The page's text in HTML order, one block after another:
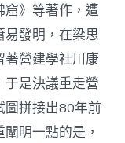
》等著作，遭
易發明，在梁思
營建學社川康
于是決議重走營
圖拼接出80年前
明一點的是，